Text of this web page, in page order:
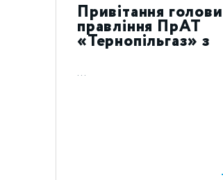
Привітання голови
правління ПрАТ
«Тернопільгаз» з
святом Воскресіння
Христового 2023!
...